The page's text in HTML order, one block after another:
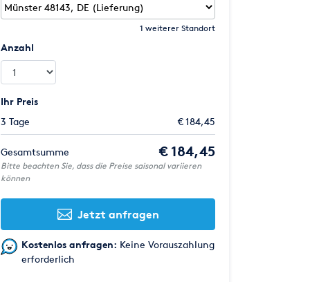
1 weiterer Standort
Anzahl
Ihr Preis
3 Tage
€ 184,45
Gesamtsumme € 184,45
Bitte beachten Sie, dass die Preise saisonal variieren
können
Jetzt anfragen
Kostenlos anfragen: Keine Vorauszahlung
erforderlich